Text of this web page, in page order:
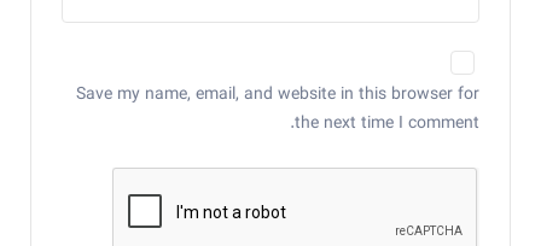
Save my name, email, and website in this browser for
the next time I comment.